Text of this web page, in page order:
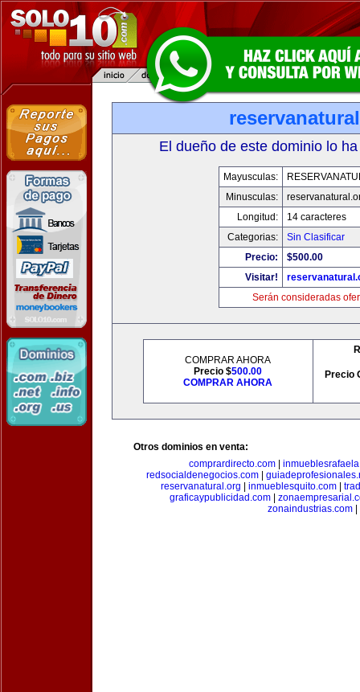
El dueño de este dominio lo
Mayusculas:
Minusculas:
Longitud:
14 caracteres
Categorias:
Sin Clasificar
Precio:
$500.00
Visitar!
Serán consideradas
COMPRAR AHORA
Precio $500.00
COMPRAR AHORA
Precio
Otros dominios en venta:
comprardirecto.com
redsocialdenegocios.com|
reservanatural.org
inmueblesquito.com
graficaypublicidad.com
zonaindustrias.com